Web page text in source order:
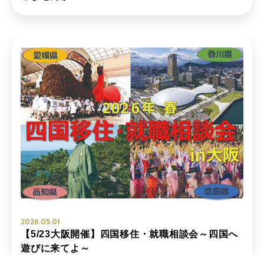
2026.05.01
【5/23大阪開催】四国移住・就職相談会～四国へ
遊びに来てよ～